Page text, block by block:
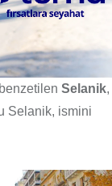
Selanik,
Selanik, ismini